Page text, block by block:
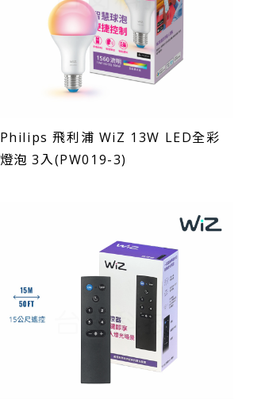
Philips 飛利浦 WiZ 13W LED全彩
燈泡 3入(PW019-3)